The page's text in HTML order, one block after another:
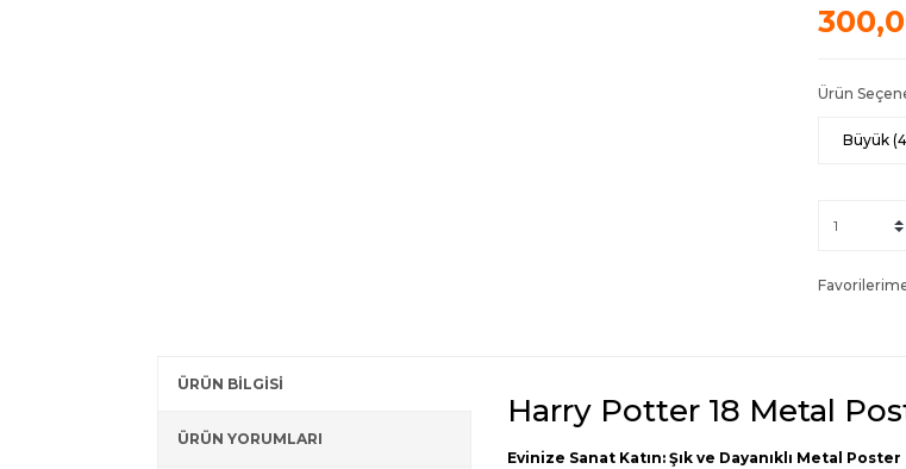
Ürün
Büyük
ÜRÜN BİLGİSİ
ÜRÜN YORUMLARI
Harry Potter 18 Metal
Evinize Sanat Katın: Şık ve Dayanıklı Metal Poster